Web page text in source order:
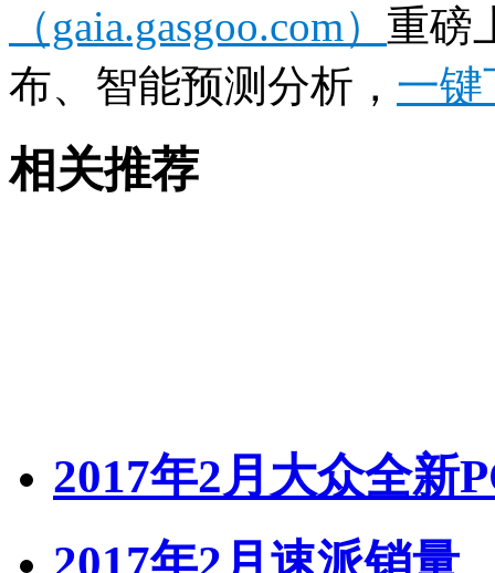
（gaia.gasgoo.com） 重磅
布、智能预测分析， 一键
相关推荐
2017年2月大众全新
2017年2月速派销量